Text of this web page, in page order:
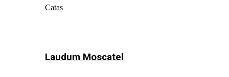
Catas
Laudum Moscatel